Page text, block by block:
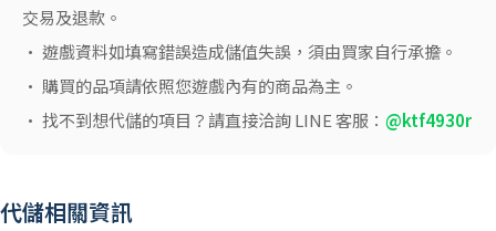
交易及退款。
• 遊戲資料如填寫錯誤造成儲值失誤，須由買家自行承擔。
• 購買的品項請依照您遊戲內有的商品為主。
• 找不到想代儲的項目？請直接洽詢 LINE 客服： @ktf4930r
代儲相關資訊